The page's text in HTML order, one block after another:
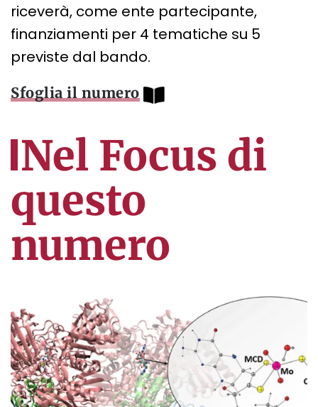
riceverà, come ente partecipante,
finanziamenti per 4 tematiche su 5
previste dal bando.
Sfoglia il numero
Nel Focus di
questo
numero